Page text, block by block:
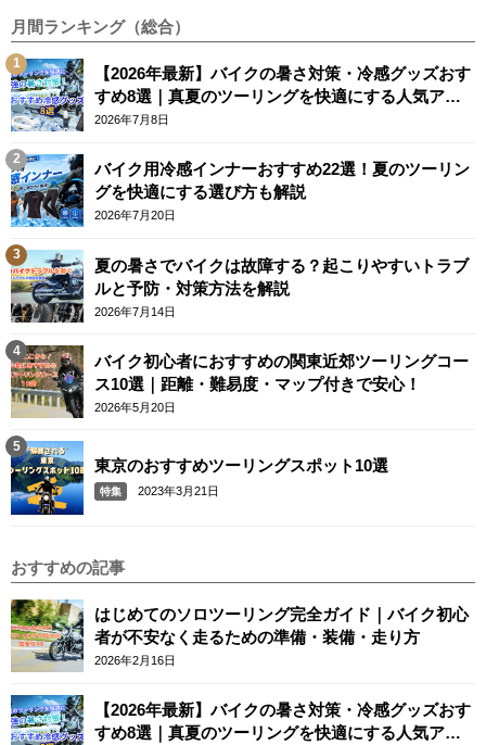
月間ランキング（総合）
【2026年最新】バイクの暑さ対策・冷感グッズおす
すめ8選｜真夏のツーリングを快適にする人気アイ
テム
2026年7月8日
バイク用冷感インナーおすすめ22選！夏のツーリン
グを快適にする選び方も解説
2026年7月20日
夏の暑さでバイクは故障する？起こりやすいトラブ
ルと予防・対策方法を解説
2026年7月14日
バイク初心者におすすめの関東近郊ツーリングコー
ス10選｜距離・難易度・マップ付きで安心！
2026年5月20日
東京のおすすめツーリングスポット10選
特集 2023年3月21日
おすすめの記事
はじめてのソロツーリング完全ガイド｜バイク初心
者が不安なく走るための準備・装備・走り方
2026年2月16日
【2026年最新】バイクの暑さ対策・冷感グッズおす
すめ8選｜真夏のツーリングを快適にする人気アイ